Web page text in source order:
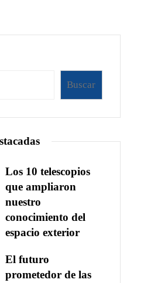
Buscar
Los 10 telescopios
que ampliaron
nuestro
conocimiento del
espacio exterior
El futuro
prometedor de las